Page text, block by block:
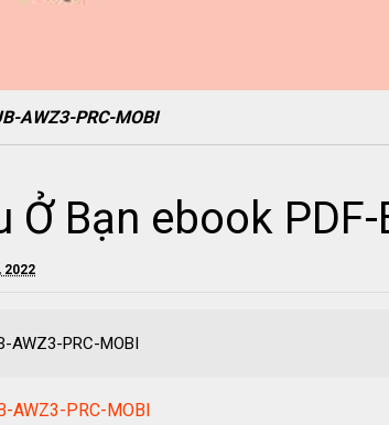
AWZ3-PRC-MOBI
Bạn ebook PDF-
2022
AWZ3-PRC-MOBI
AWZ3-PRC-MOBI